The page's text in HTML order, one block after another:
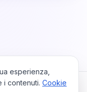
esperienza,
i contenuti. Cookie